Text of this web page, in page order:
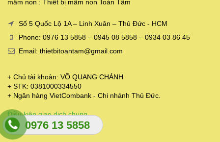
0976 13 5858
mầm non : Thiết bị mầm non Toàn Tâm
Số 5 Quốc Lộ 1A – Linh Xuân – Thủ Đức - HCM
Phone: 0976 13 5858 – 0945 08 5858 – 0934 03 86 45
Email: thietbitoantam@gmail.com
+ Chủ tài khoản: VÕ QUANG CHÁNH
+ STK: 0381000334550
+ Ngân hàng VietCombank - Chi nhánh Thủ Đức.
Điều kiện giao dịch chung
Chính sách thanh toán